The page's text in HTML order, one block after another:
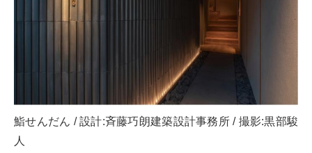
鮨せんだん / 設計:斉藤巧朗建築設計事務所 / 撮影:黒部駿
人